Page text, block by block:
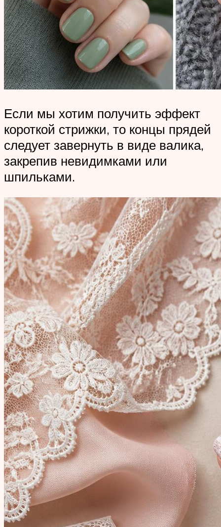
Если мы хотим получить эффект
короткой стрижки, то концы прядей
следует завернуть в виде валика,
закрепив невидимками или
шпильками.